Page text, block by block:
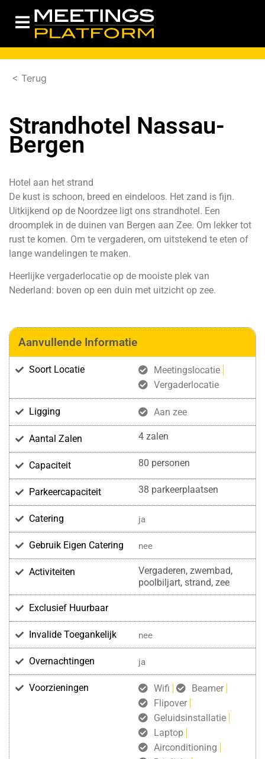
< Terug
Strandhotel Nassau-
Bergen
Hotel aan het strand
De kust is schoon, breed en eindeloos. Het zand is fijn.
Uitkijkend op de Noordzee ligt ons strandhotel. Een
droomplek in de duinen van Bergen aan Zee. Om lekker tot
rust te komen. Om te vergaderen, om uitstekend te eten of
lange wandelingen te maken.
Heerlijke vergaderlocatie op de mooiste plek van
Nederland: boven op een duin met uitzicht op zee.
Aanvullende Informatie
Soort Locatie
Meetingslocatie
Vergaderlocatie
Ligging Aan zee
Aantal Zalen 4 zalen
Capaciteit 80 personen
Parkeercapaciteit 38 parkeerplaatsen
Catering ja
Gebruik Eigen Catering nee
Activiteiten
Vergaderen, zwembad,
poolbiljart, strand, zee
Exclusief Huurbaar
Invalide Toegankelijk nee
Overnachtingen ja
Voorzieningen Wifi
Beamer
Flipover
Geluidsinstallatie
Laptop
Airconditioning